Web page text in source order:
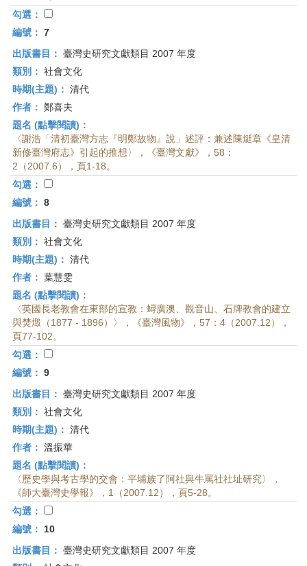
勾選：
編號： 7
出版書目： 臺灣史研究文獻類目 2007 年度
類別： 社會文化
時期(主題)： 清代
作者： 鄭喜夫
題名 (點擊閱讀)：
〈謝浩「清初臺灣方志『明鄭故物』說」述評：兼述陳烶章《皇清
新修臺灣府志》引起的推想〉，《臺灣文獻》，58：
2（2007.6），頁1-18。
勾選：
編號： 8
出版書目： 臺灣史研究文獻類目 2007 年度
類別： 社會文化
時期(主題)： 清代
作者： 葉慧雯
題名 (點擊閱讀)：
〈英國長老教會在東部的宣教：蟳廣澳、觀音山、石牌教會的建立
與焚燬（1877 - 1896）〉，《臺灣風物》，57：4（2007.12），
頁77-102。
勾選：
編號： 9
出版書目： 臺灣史研究文獻類目 2007 年度
類別： 社會文化
時期(主題)： 清代
作者： 溫振華
題名 (點擊閱讀)：
〈歷史學與考古學的交會：平埔族了阿社與牛罵社社址研究〉，
《師大臺灣史學報》，1（2007.12），頁5-28。
勾選：
編號：
10
出版書目： 臺灣史研究文獻類目 2007 年度